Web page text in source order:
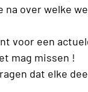
na over welke
voor een
mag missen !
dat elke